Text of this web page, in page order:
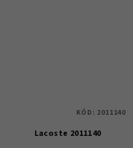
Lacoste 2011140
KÓD: 2011140